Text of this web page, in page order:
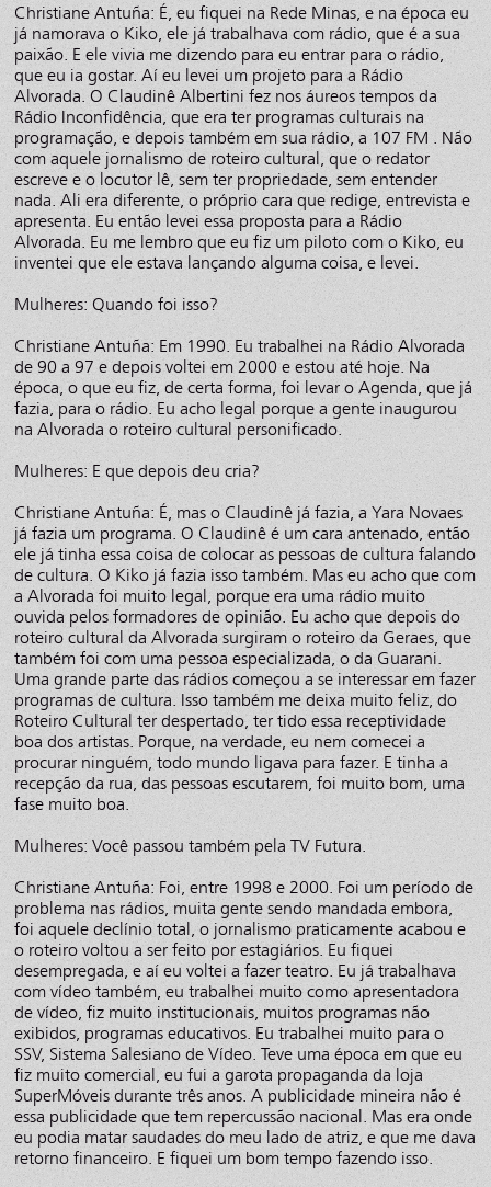
Christiane Antuña: É, eu fiquei na Rede Minas, e na época eu
já namorava o Kiko, ele já trabalhava com rádio, que é a sua
paixão. E ele vivia me dizendo para eu entrar para o rádio,
que eu ia gostar. Aí eu levei um projeto para a Rádio
Alvorada. O Claudinê Albertini fez nos áureos tempos da
Rádio Inconfidência, que era ter programas culturais na
programação, e depois também em sua rádio, a 107 FM . Não
com aquele jornalismo de roteiro cultural, que o redator
escreve e o locutor lê, sem ter propriedade, sem entender
nada. Ali era diferente, o próprio cara que redige, entrevista e
apresenta. Eu então levei essa proposta para a Rádio
Alvorada. Eu me lembro que eu fiz um piloto com o Kiko, eu
inventei que ele estava lançando alguma coisa, e levei.
Mulheres: Quando foi isso?
Christiane Antuña: Em 1990. Eu trabalhei na Rádio Alvorada
de 90 a 97 e depois voltei em 2000 e estou até hoje. Na
época, o que eu fiz, de certa forma, foi levar o Agenda, que já
fazia, para o rádio. Eu acho legal porque a gente inaugurou
na Alvorada o roteiro cultural personificado.
Mulheres: E que depois deu cria?
Christiane Antuña: É, mas o Claudinê já fazia, a Yara Novaes
já fazia um programa. O Claudinê é um cara antenado, então
ele já tinha essa coisa de colocar as pessoas de cultura falando
de cultura. O Kiko já fazia isso também. Mas eu acho que com
a Alvorada foi muito legal, porque era uma rádio muito
ouvida pelos formadores de opinião. Eu acho que depois do
roteiro cultural da Alvorada surgiram o roteiro da Geraes, que
também foi com uma pessoa especializada, o da Guarani.
Uma grande parte das rádios começou a se interessar em fazer
programas de cultura. Isso também me deixa muito feliz, do
Roteiro Cultural ter despertado, ter tido essa receptividade
boa dos artistas. Porque, na verdade, eu nem comecei a
procurar ninguém, todo mundo ligava para fazer. E tinha a
recepção da rua, das pessoas escutarem, foi muito bom, uma
fase muito boa.
Mulheres: Você passou também pela TV Futura.
Christiane Antuña: Foi, entre 1998 e 2000. Foi um período de
problema nas rádios, muita gente sendo mandada embora,
foi aquele declínio total, o jornalismo praticamente acabou e
o roteiro voltou a ser feito por estagiários. Eu fiquei
desempregada, e aí eu voltei a fazer teatro. Eu já trabalhava
com vídeo também, eu trabalhei muito como apresentadora
de vídeo, fiz muito institucionais, muitos programas não
exibidos, programas educativos. Eu trabalhei muito para o
SSV, Sistema Salesiano de Vídeo. Teve uma época em que eu
fiz muito comercial, eu fui a garota propaganda da loja
SuperMóveis durante três anos. A publicidade mineira não é
essa publicidade que tem repercussão nacional. Mas era onde
eu podia matar saudades do meu lado de atriz, e que me dava
retorno financeiro. E fiquei um bom tempo fazendo isso.